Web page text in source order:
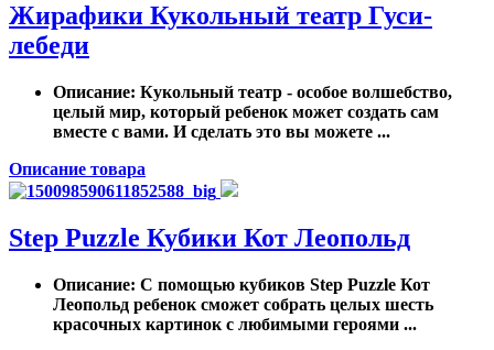
Жирафики Кукольный театр Гуси-
лебеди
Описание: Кукольный театр - особое волшебство,
целый мир, который ребенок может создать сам
вместе с вами. И сделать это вы можете ...
Описание товара
Step Puzzle Кубики Кот Леопольд
Описание: С помощью кубиков Step Puzzle Кот
Леопольд ребенок сможет собрать целых шесть
красочных картинок с любимыми героями ...